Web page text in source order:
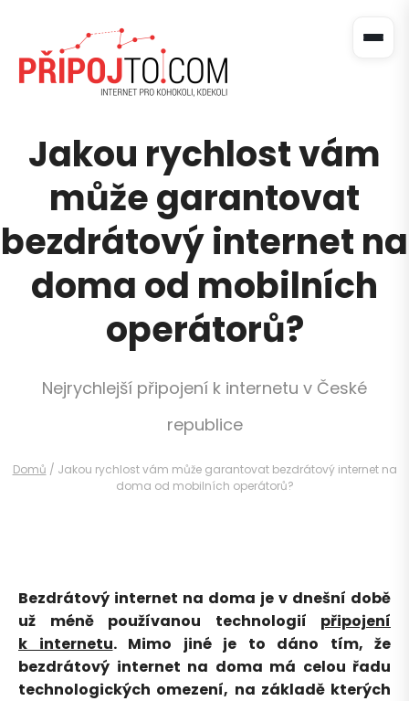
Jakou rychlost vám
může garantovat
bezdrátový internet na
doma od mobilních
operátorů?
Nejrychlejší připojení k internetu v České
republice
Domů / Jakou rychlost vám může garantovat bezdrátový internet na
doma od mobilních operátorů?
Bezdrátový internet na doma je v dnešní době
už méně používanou technologií připojení
k internetu. Mimo jiné je to dáno tím, že
bezdrátový internet na doma má celou řadu
technologických omezení, na základě kterých